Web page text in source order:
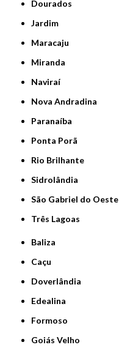
Dourados
Jardim
Maracaju
Miranda
Naviraí
Nova Andradina
Paranaíba
Ponta Porã
Rio Brilhante
Sidrolândia
São Gabriel do Oeste
Três Lagoas
Baliza
Caçu
Doverlândia
Edealina
Formoso
Goiás Velho